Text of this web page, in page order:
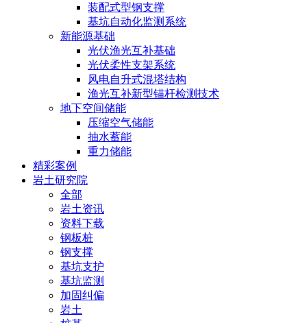
装配式型钢支撑
基坑自动化监测系统
新能源基础
光伏渔光互补基础
光伏柔性支架系统
风电自升式混塔结构
渔光互补新型锚杆检测技术
地下空间储能
压缩空气储能
抽水蓄能
重力储能
精彩案例
岩土研究院
全部
岩土资讯
资料下载
钢板桩
钢支撑
基坑支护
基坑监测
加固纠偏
岩土